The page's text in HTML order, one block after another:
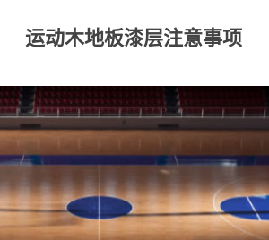
运动木地板漆层注意事项